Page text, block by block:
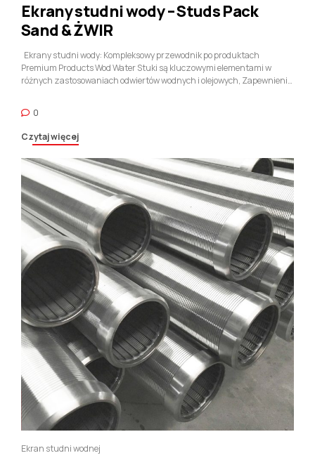
0
Ekrany studni wody – Studs Pack
Sand & ŻWIR
Ekrany studni wody: Kompleksowy przewodnik po produktach
Premium Products Wod Water Stuki są kluczowymi elementami w
różnych zastosowaniach odwiertów wodnych i olejowych, Zapewnienie
różnych potrzeb i specyfikacji. Ten artykuł zagłębia się w ....
Czytaj więcej
Ekran studni wodnej